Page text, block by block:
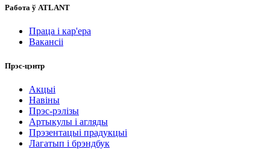
Работа ў ATLANT
Праца і кар'ера
Вакансіі
Прэс-цэнтр
Акцыі
Навіны
Прэс-рэлізы
Артыкулы і агляды
Прэзентацыі прадукцыі
Лагатып і брэндбук